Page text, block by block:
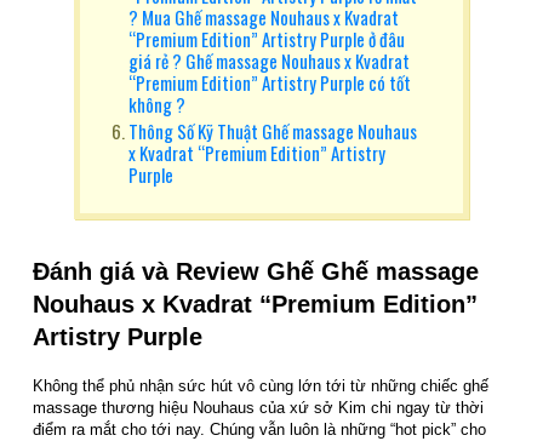
? Mua Ghế massage Nouhaus x Kvadrat
“Premium Edition” Artistry Purple ở đâu
giá rẻ ? Ghế massage Nouhaus x Kvadrat
“Premium Edition” Artistry Purple có tốt
không ?
Thông Số Kỹ Thuật Ghế massage Nouhaus
x Kvadrat “Premium Edition” Artistry
Purple
Đánh giá và Review Ghế Ghế massage
Nouhaus x Kvadrat “Premium Edition”
Artistry Purple
Không thể phủ nhận sức hút vô cùng lớn tới từ những chiếc ghế
massage thương hiệu Nouhaus của xứ sở Kim chi ngay từ thời
điểm ra mắt cho tới nay. Chúng vẫn luôn là những “hot pick” cho